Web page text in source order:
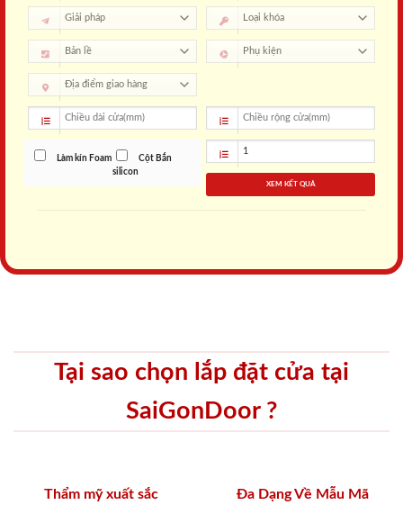
Làm kín Foam
Cột Bắn
silicon
XEM KẾT QUẢ
Tại sao chọn lắp đặt cửa tại
SaiGonDoor ?
Thẩm mỹ xuất sắc Đa Dạng Về Mẫu Mã